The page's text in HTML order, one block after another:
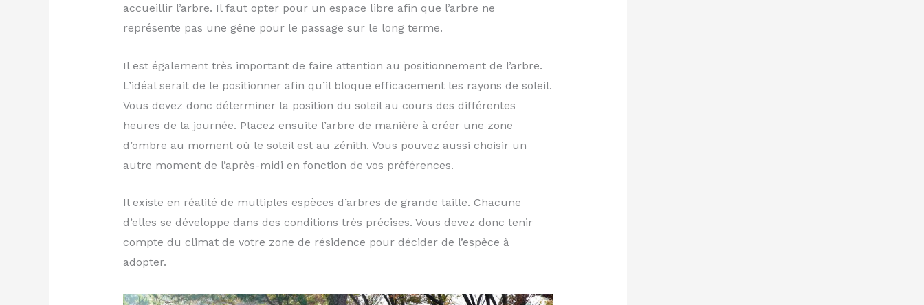
accueillir l’arbre. Il faut opter pour un espace libre afin que l’arbre ne
représente pas une gêne pour le passage sur le long terme.
Il est également très important de faire attention au positionnement de l’arbre.
L’idéal serait de le positionner afin qu’il bloque efficacement les rayons de soleil.
Vous devez donc déterminer la position du soleil au cours des différentes
heures de la journée. Placez ensuite l’arbre de manière à créer une zone
d’ombre au moment où le soleil est au zénith. Vous pouvez aussi choisir un
autre moment de l’après-midi en fonction de vos préférences.
Il existe en réalité de multiples espèces d’arbres de grande taille. Chacune
d’elles se développe dans des conditions très précises. Vous devez donc tenir
compte du climat de votre zone de résidence pour décider de l’espèce à
adopter.